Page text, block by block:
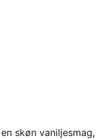
skøn vaniljesmag,